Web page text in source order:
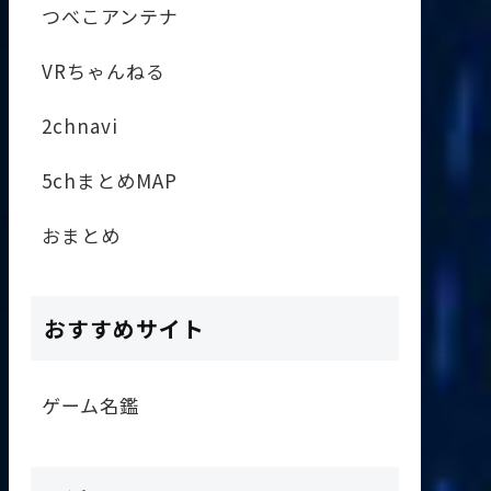
つべこアンテナ
VRちゃんねる
2chnavi
5chまとめMAP
おまとめ
おすすめサイト
ゲーム名鑑